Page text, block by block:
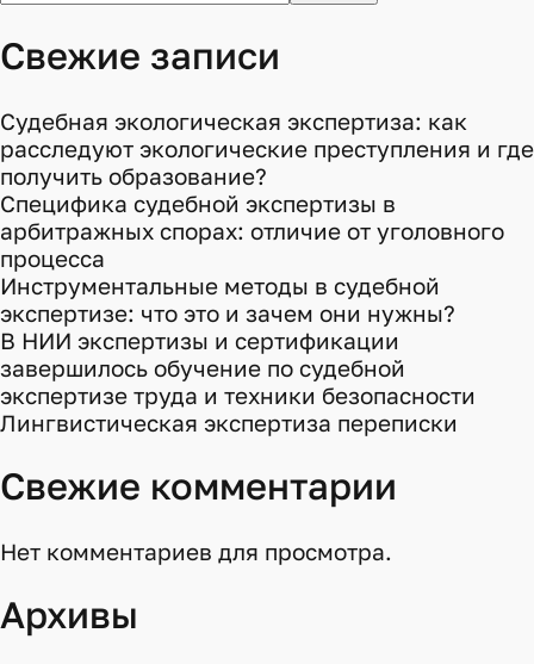
Свежие записи
Судебная экологическая экспертиза: как
расследуют экологические преступления и где
получить образование?
Специфика судебной экспертизы в
арбитражных спорах: отличие от уголовного
процесса
Инструментальные методы в судебной
экспертизе: что это и зачем они нужны?
В НИИ экспертизы и сертификации
завершилось обучение по судебной
экспертизе труда и техники безопасности
Лингвистическая экспертиза переписки
Свежие комментарии
Нет комментариев для просмотра.
Архивы